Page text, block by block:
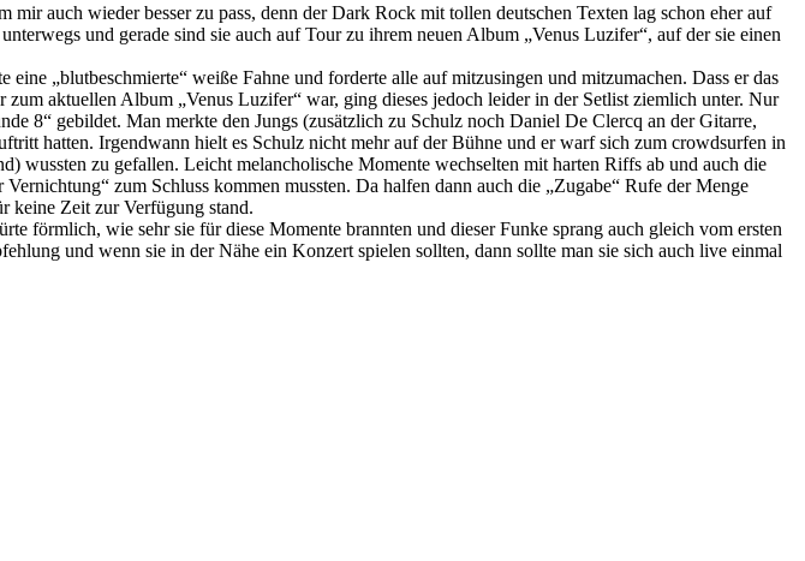
auch wieder besser zu pass, denn der Dark Rock mit tollen deutschen Texten lag schon eher auf
und gerade sind sie auch auf Tour zu ihrem neuen Album „Venus Luzifer“, auf der sie einen
„blutbeschmierte“ weiße Fahne und forderte alle auf mitzusingen und mitzumachen. Dass er das
aktuellen Album „Venus Luzifer“ war, ging dieses jedoch leider in der Setlist ziemlich unter. Nur
8“ gebildet. Man merkte den Jungs (zusätzlich zu Schulz noch Daniel De Clercq an der Gitarre,
hatten. Irgendwann hielt es Schulz nicht mehr auf der Bühne und er warf sich zum crowdsurfen in
wussten zu gefallen. Leicht melancholische Momente wechselten mit harten Riffs ab und auch die
zum Schluss kommen mussten. Da halfen dann auch die „Zugabe“ Rufe der Menge
keine Zeit zur Verfügung stand.
förmlich, wie sehr sie für diese Momente brannten und dieser Funke sprang auch gleich vom ersten
und wenn sie in der Nähe ein Konzert spielen sollten, dann sollte man sie sich auch live einmal